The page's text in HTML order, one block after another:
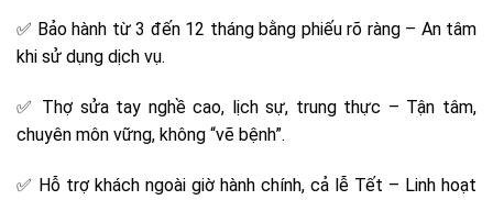
✅ Bảo hành từ 3 đến 12 tháng bằng phiếu rõ ràng – An tâm
khi sử dụng dịch vụ.
✅ Thợ sửa tay nghề cao, lịch sự, trung thực – Tận tâm,
chuyên môn vững, không “vẽ bệnh”.
✅ Hỗ trợ khách ngoài giờ hành chính, cả lễ Tết – Linh hoạt